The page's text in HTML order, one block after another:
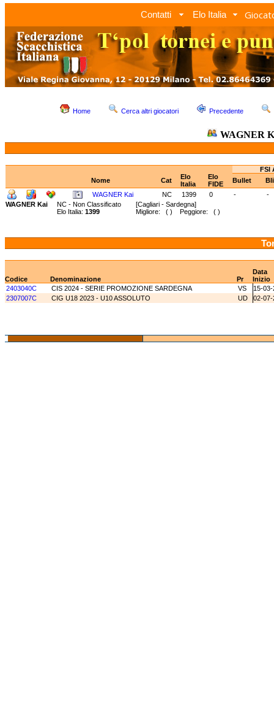
Contatti Elo Italia
Home Cerca altri giocatori Precedente
WAGNER
FSI
Nome
Cat
Elo
Italia
Elo
FIDE
Bullet
WAGNER Kai
NC 1399 0 -
-
WAGNER Kai
NC - Non Classificato [Cagliari - Sardegna]
Elo Italia: 1399 Migliore: ( ) Peggiore: ( )
Data
Codice
Denominazione Pr
Inizio
2403040C
CIS 2024 - SERIE PROMOZIONE SARDEGNA VS
15-
2307007C
CIG U18 2023 - U10 ASSOLUTO UD 02-07-